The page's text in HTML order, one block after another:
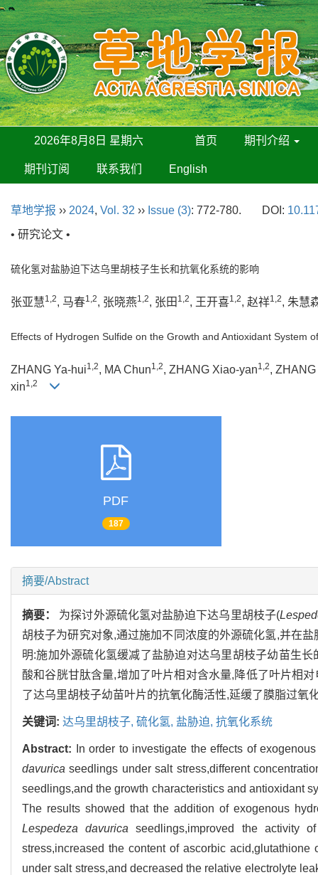
2026年8月8日 星期六 首页 期刊介绍
期刊订阅 联系我们 English
草地学报 ›› 2024, Vol. 32 ›› Issue (3): 772-780. DOI:
• 研究论文 •
硫化氢对盐胁迫下达乌里胡枝子生长和抗氧化系统的影响
张亚慧1,2, 马春1,2, 张晓燕1,2, 张田 1,2, 王开喜1,2, 赵祥1,2, 朱慧
Effects of Hydrogen Sulfide on the Growth and Antioxidant System
ZHANG Ya-hui1,2, MA Chun1,2, ZHANG Xiao-yan1,2,
xin1,2
PDF
187
摘要/Abstract
摘要： 为探讨外源硫化氢对盐胁迫下达乌里胡枝子(
胡枝子为研究对象,通过施加不同浓度的外源硫化氢,并在
明:施加外源硫化氢缓减了盐胁迫对达乌里胡枝子幼苗生
酸和谷胱甘肽含量,增加了叶片相对含水量,降低了叶片相
了达乌里胡枝子幼苗叶片的抗氧化酶活性,延缓了膜脂过氧
关键词: 达乌里胡枝子, 硫化氢, 盐胁迫, 抗氧化系统
Abstract:
In order to investigate the effects of
davurica seedlings under salt stress,different
seedlings,and the growth characteristics and antioxidant
The results showed that the addition of exogenous
Lespedeza davurica seedlings,improved the activity
stress,increased the content of ascorbic acid,glutathione
under salt stress,and decreased the relative electrolyte